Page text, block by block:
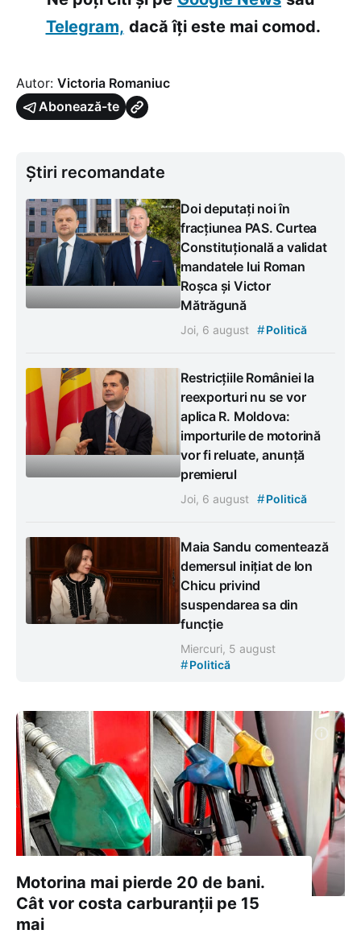
Telegram, dacă îți este mai comod.
Autor: Victoria Romaniuc
Abonează-te
Știri recomandate
Doi deputați noi în
fracțiunea PAS. Curtea
Constituțională a validat
mandatele lui Roman
Roșca și Victor
Mătrăgună
Joi, 6 august #Politică
Restricțiile României la
reexporturi nu se vor
aplica R. Moldova:
importurile de motorină
vor fi reluate, anunță
premierul
Joi, 6 august #Politică
Maia Sandu comentează
demersul inițiat de Ion
Chicu privind
suspendarea sa din
funcție
Miercuri, 5 august
#Politică
Motorina mai pierde 20 de bani.
Cât vor costa carburanții pe 15
mai